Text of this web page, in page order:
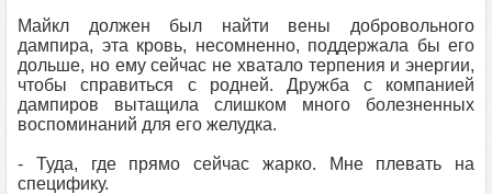
Майкл должен был найти вены добровольного
дампира, эта кровь, несомненно, поддержала бы его
дольше, но ему сейчас не хватало терпения и энергии,
чтобы справиться с родней. Дружба с компанией
дампиров вытащила слишком много болезненных
воспоминаний для его желудка.
- Туда, где прямо сейчас жарко. Мне плевать на
специфику.